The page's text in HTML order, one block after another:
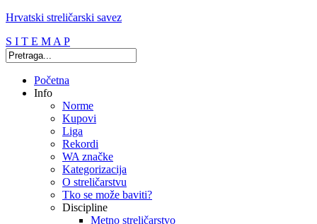
Hrvatski streličarski savez
S I T E M A P
Početna
Info
Norme
Kupovi
Liga
Rekordi
WA značke
Kategorizacija
O streličarstvu
Tko se može baviti?
Discipline
Metno streličarstvo